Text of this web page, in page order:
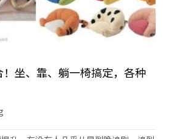
坐、靠、躺一椅搞定，各种